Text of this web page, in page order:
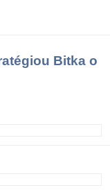
Bitka o